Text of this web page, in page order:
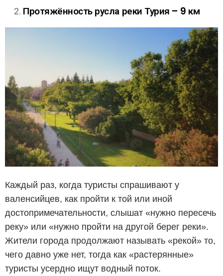
Протяжённость русла реки Турия – 9 км
Каждый раз, когда туристы спрашивают у
валенсийцев, как пройти к той или иной
достопримечательности, слышат «нужно пересечь
реку» или «нужно пройти на другой берег реки».
Жители города продолжают называть «рекой» то,
чего давно уже нет, тогда как «растерянные»
туристы усердно ищут водный поток.